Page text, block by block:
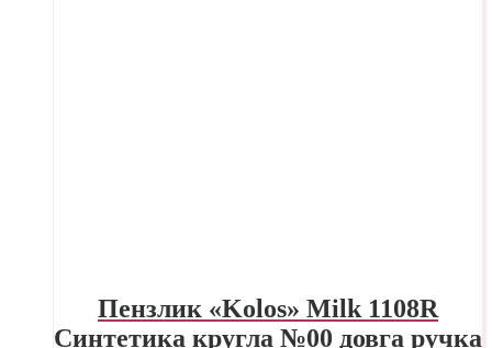
Пензлик «Kolos» Milk 1108R
Синтетика кругла №00 довга ручка